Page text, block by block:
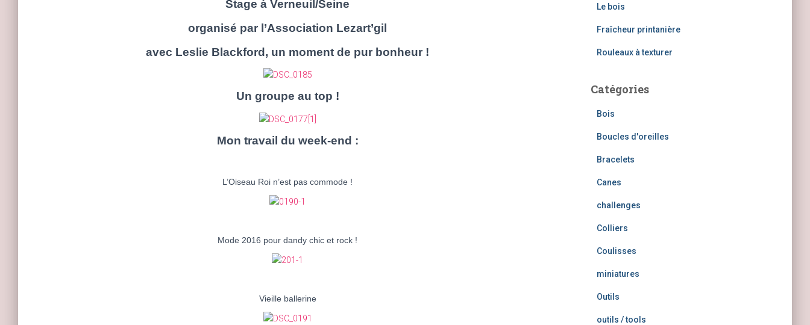
Stage à Verneuil/Seine
organisé par l’Association Lezart’gil
avec Leslie Blackford, un moment de pur bonheur !
Un groupe au top !
Mon travail du week-end :
L’Oiseau Roi n’est pas commode !
Mode 2016 pour dandy chic et rock !
Vieille ballerine
Le bois
Fraîcheur printanière
Rouleaux à texturer
Catégories
Bois
Boucles d'oreilles
Bracelets
Canes
challenges
Colliers
Coulisses
miniatures
Outils
outils / tools